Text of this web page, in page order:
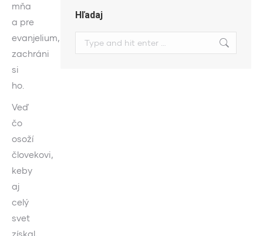
mňa
a pre
evanjelium,
zachráni
si
ho.
Veď
čo
osoží
človekovi,
keby
aj
celý
svet
získal,
Hľadaj
Search: